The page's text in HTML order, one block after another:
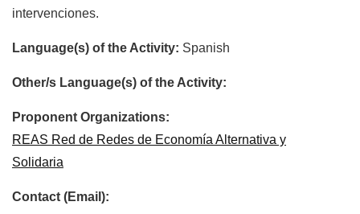
intervenciones.
Language(s) of the Activity: Spanish
Other/s Language(s) of the Activity:
Proponent Organizations:
REAS Red de Redes de Economía Alternativa y
Solidaria
Contact (Email):